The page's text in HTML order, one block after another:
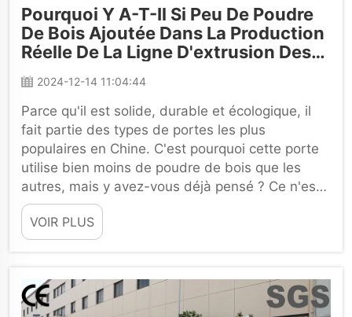
Pourquoi Y A-T-Il Si Peu De Poudre
De Bois Ajoutée Dans La Production
Réelle De La Ligne D'extrusion Des
Portes WPC En Chine ?
2024-12-14 11:04:44
Parce qu'il est solide, durable et écologique, il
fait partie des types de portes les plus
populaires en Chine. C'est pourquoi cette porte
utilise bien moins de poudre de bois que les
autres, mais y avez-vous déjà pensé ? Ce n'est
pas la réponse à la question de savoir à quel
point les portes sont bonnes ou...
VOIR PLUS